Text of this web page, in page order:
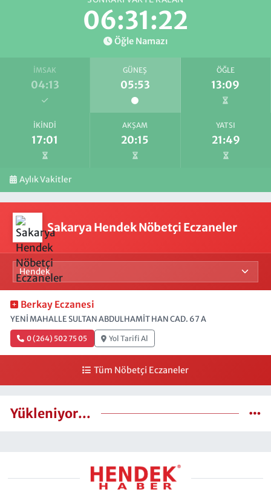
06:31:21
Öğle Namazı
İMSAK
04:13
GÜNEŞ
05:53
ÖĞLE
13:09
İKINDI
17:01
AKŞAM
20:15
YATSI
21:49
Aylık Vakitler
Sakarya Hendek Nöbetçi Eczaneler
Berkay Eczanesi
YENİ MAHALLE SULTAN ABDULHAMİT HAN CAD. 67 A
0 (264) 502 75 05 Yol Tarifi Al
Tüm Nöbetçi Eczaneler
Yükleniyor...